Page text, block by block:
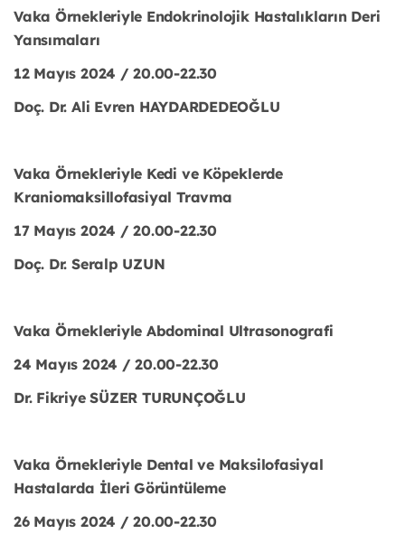
Vaka Örnekleriyle Endokrinolojik Hastalıkların Deri
Yansımaları
12 Mayıs 2024 / 20.00-22.30
Doç. Dr. Ali Evren HAYDARDEDEOĞLU
Vaka Örnekleriyle Kedi ve Köpeklerde
Kraniomaksillofasiyal Travma
17 Mayıs 2024 / 20.00-22.30
Doç. Dr. Seralp UZUN
Vaka Örnekleriyle Abdominal Ultrasonografi
24 Mayıs 2024 / 20.00-22.30
Dr. Fikriye SÜZER TURUNÇOĞLU
Vaka Örnekleriyle Dental ve Maksilofasiyal
Hastalarda İleri Görüntüleme
26 Mayıs 2024 / 20.00-22.30